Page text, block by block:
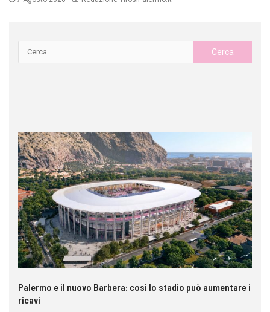
Palermo e il nuovo Barbera: così lo stadio può aumentare i
ricavi